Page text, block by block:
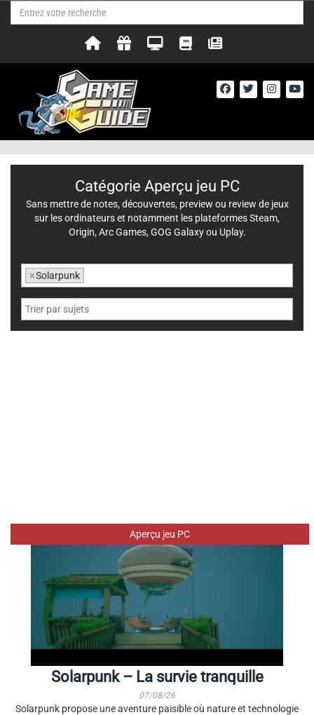
Aperçu jeu PC
Solarpunk – La survie tranquille
07/08/26
Solarpunk propose une aventure paisible où nature et technologie
Catégorie Aperçu jeu PC
Sans mettre de notes, découvertes, preview ou review de jeux
sur les ordinateurs et notamment les plateformes Steam,
Origin, Arc Games, GOG Galaxy ou Uplay.
×Solarpunk